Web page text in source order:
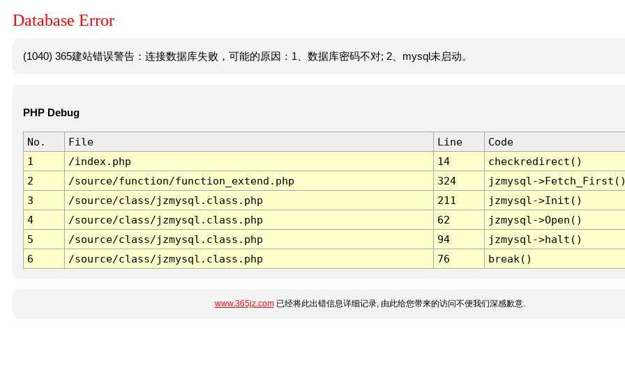
Database Error
(1040) 365建站错误警告：连接数据库失败，可能的原因：1、数据库密码不对; 2、mysql未启动。
PHP Debug
No. File Line
Code
1
/index.php 14
checkredirect()
2
/source/function/function_extend.php 324
jzmysql-
3
/source/class/jzmysql.class.php 211
jzmysql->Init()
4
/source/class/jzmysql.class.php 62
jzmysql->Open()
5
/source/class/jzmysql.class.php 94
jzmysql->halt()
6
/source/class/jzmysql.class.php 76 break()
www.365jz.com已经将此出错信息详细记录, 由此给您带来的访问不便我们深感歉意.